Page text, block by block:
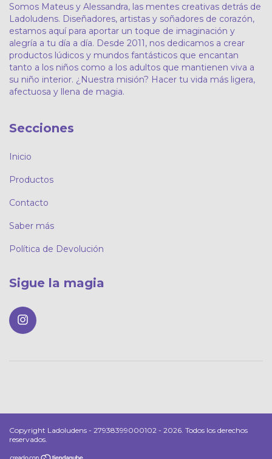
Somos Mateus y Alessandra, las mentes creativas detrás de
Ladoludens. Diseñadores, artistas y soñadores de corazón,
estamos aquí para aportar un toque de imaginación y
alegría a tu día a día. Desde 2011, nos dedicamos a crear
productos lúdicos y mundos fantásticos que encantan
tanto a los niños como a los adultos que mantienen viva a
su niño interior. ¿Nuestra misión? Hacer tu vida más ligera,
afectuosa y llena de magia.
Secciones
Inicio
Productos
Contacto
Saber más
Política de Devolución
Sigue la magia
Copyright Ladoludens - 27938399000102 - 2026. Todos los derechos
reservados.